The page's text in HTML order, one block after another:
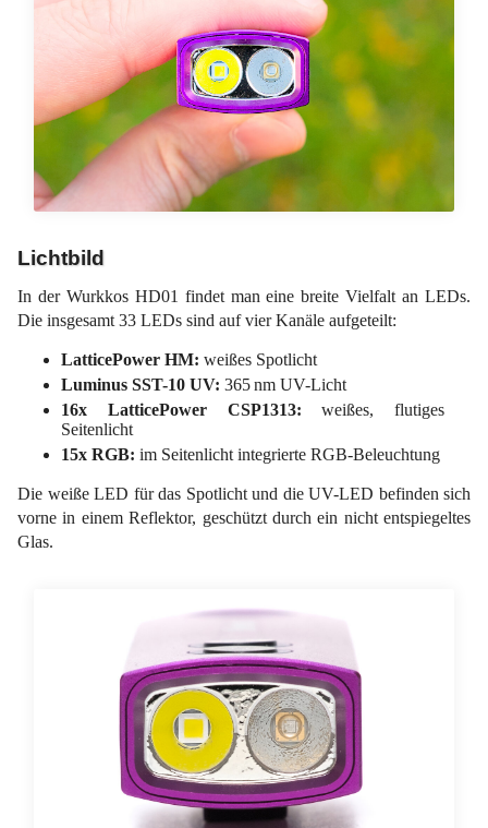
Lichtbild
In der Wurkkos HD01 findet man eine breite Vielfalt an LEDs.
Die insgesamt 33 LEDs sind auf vier Kanäle aufgeteilt:
LatticePower HM: weißes Spotlicht
Luminus SST-10 UV: 365 nm UV-Licht
16x LatticePower CSP1313: weißes, flutiges
Seitenlicht
15x RGB: im Seitenlicht integrierte RGB-Beleuchtung
Die weiße LED für das Spotlicht und die UV-LED befinden sich
vorne in einem Reflektor, geschützt durch ein nicht entspiegeltes
Glas.